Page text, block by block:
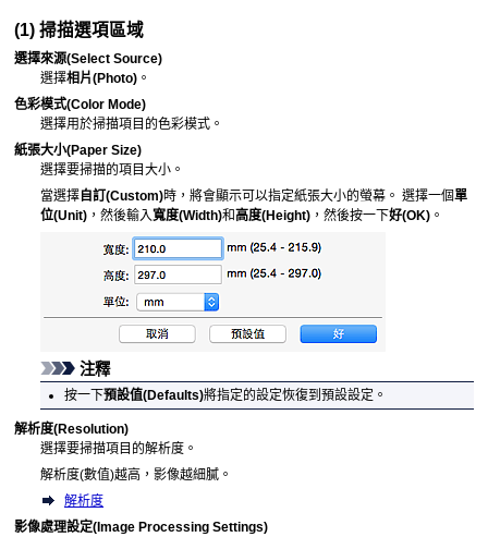
(1) 掃描選項區域
選擇來源(Select Source)
選擇相片(Photo) 。
色彩模式(Color Mode)
選擇用於掃描項目的色彩模式。
紙張大小(Paper Size)
選擇要掃描的項目大小。
當選擇自訂(Custom)時，將會顯示可以指定紙張大小的螢幕。 選擇一個單
位(Unit) ，然後輸入寬度(Width)和高度(Height) ，然後按一下好(OK) 。
注釋
按一下預設值(Defaults)將指定的設定恢復到預設設定。
解析度(Resolution)
選擇要掃描項目的解析度。
解析度(數值)越高，影像越細膩。
解析度
影像處理設定(Image Processing Settings)